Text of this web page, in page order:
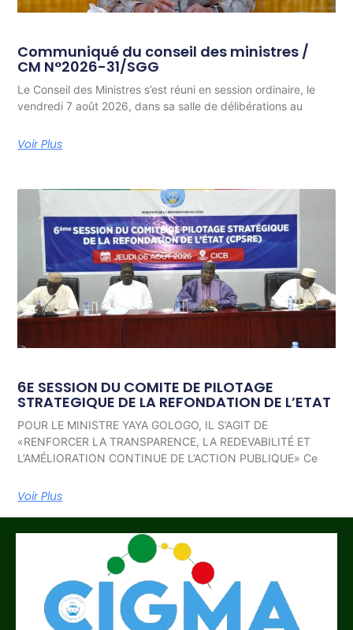
Communiqué du conseil des ministres /
CM N°2026-31/SGG
Le Conseil des Ministres s’est réuni en session ordinaire, le
vendredi 7 août 2026, dans sa salle de délibérations au
Voir Plus
6E SESSION DU COMITE DE PILOTAGE
STRATEGIQUE DE LA REFONDATION DE L’ETAT
POUR LE MINISTRE YAYA GOLOGO, IL S’AGIT DE
«RENFORCER LA TRANSPARENCE, LA REDEVABILITÉ ET
L’AMÉLIORATION CONTINUE DE L’ACTION PUBLIQUE» Ce
Voir Plus